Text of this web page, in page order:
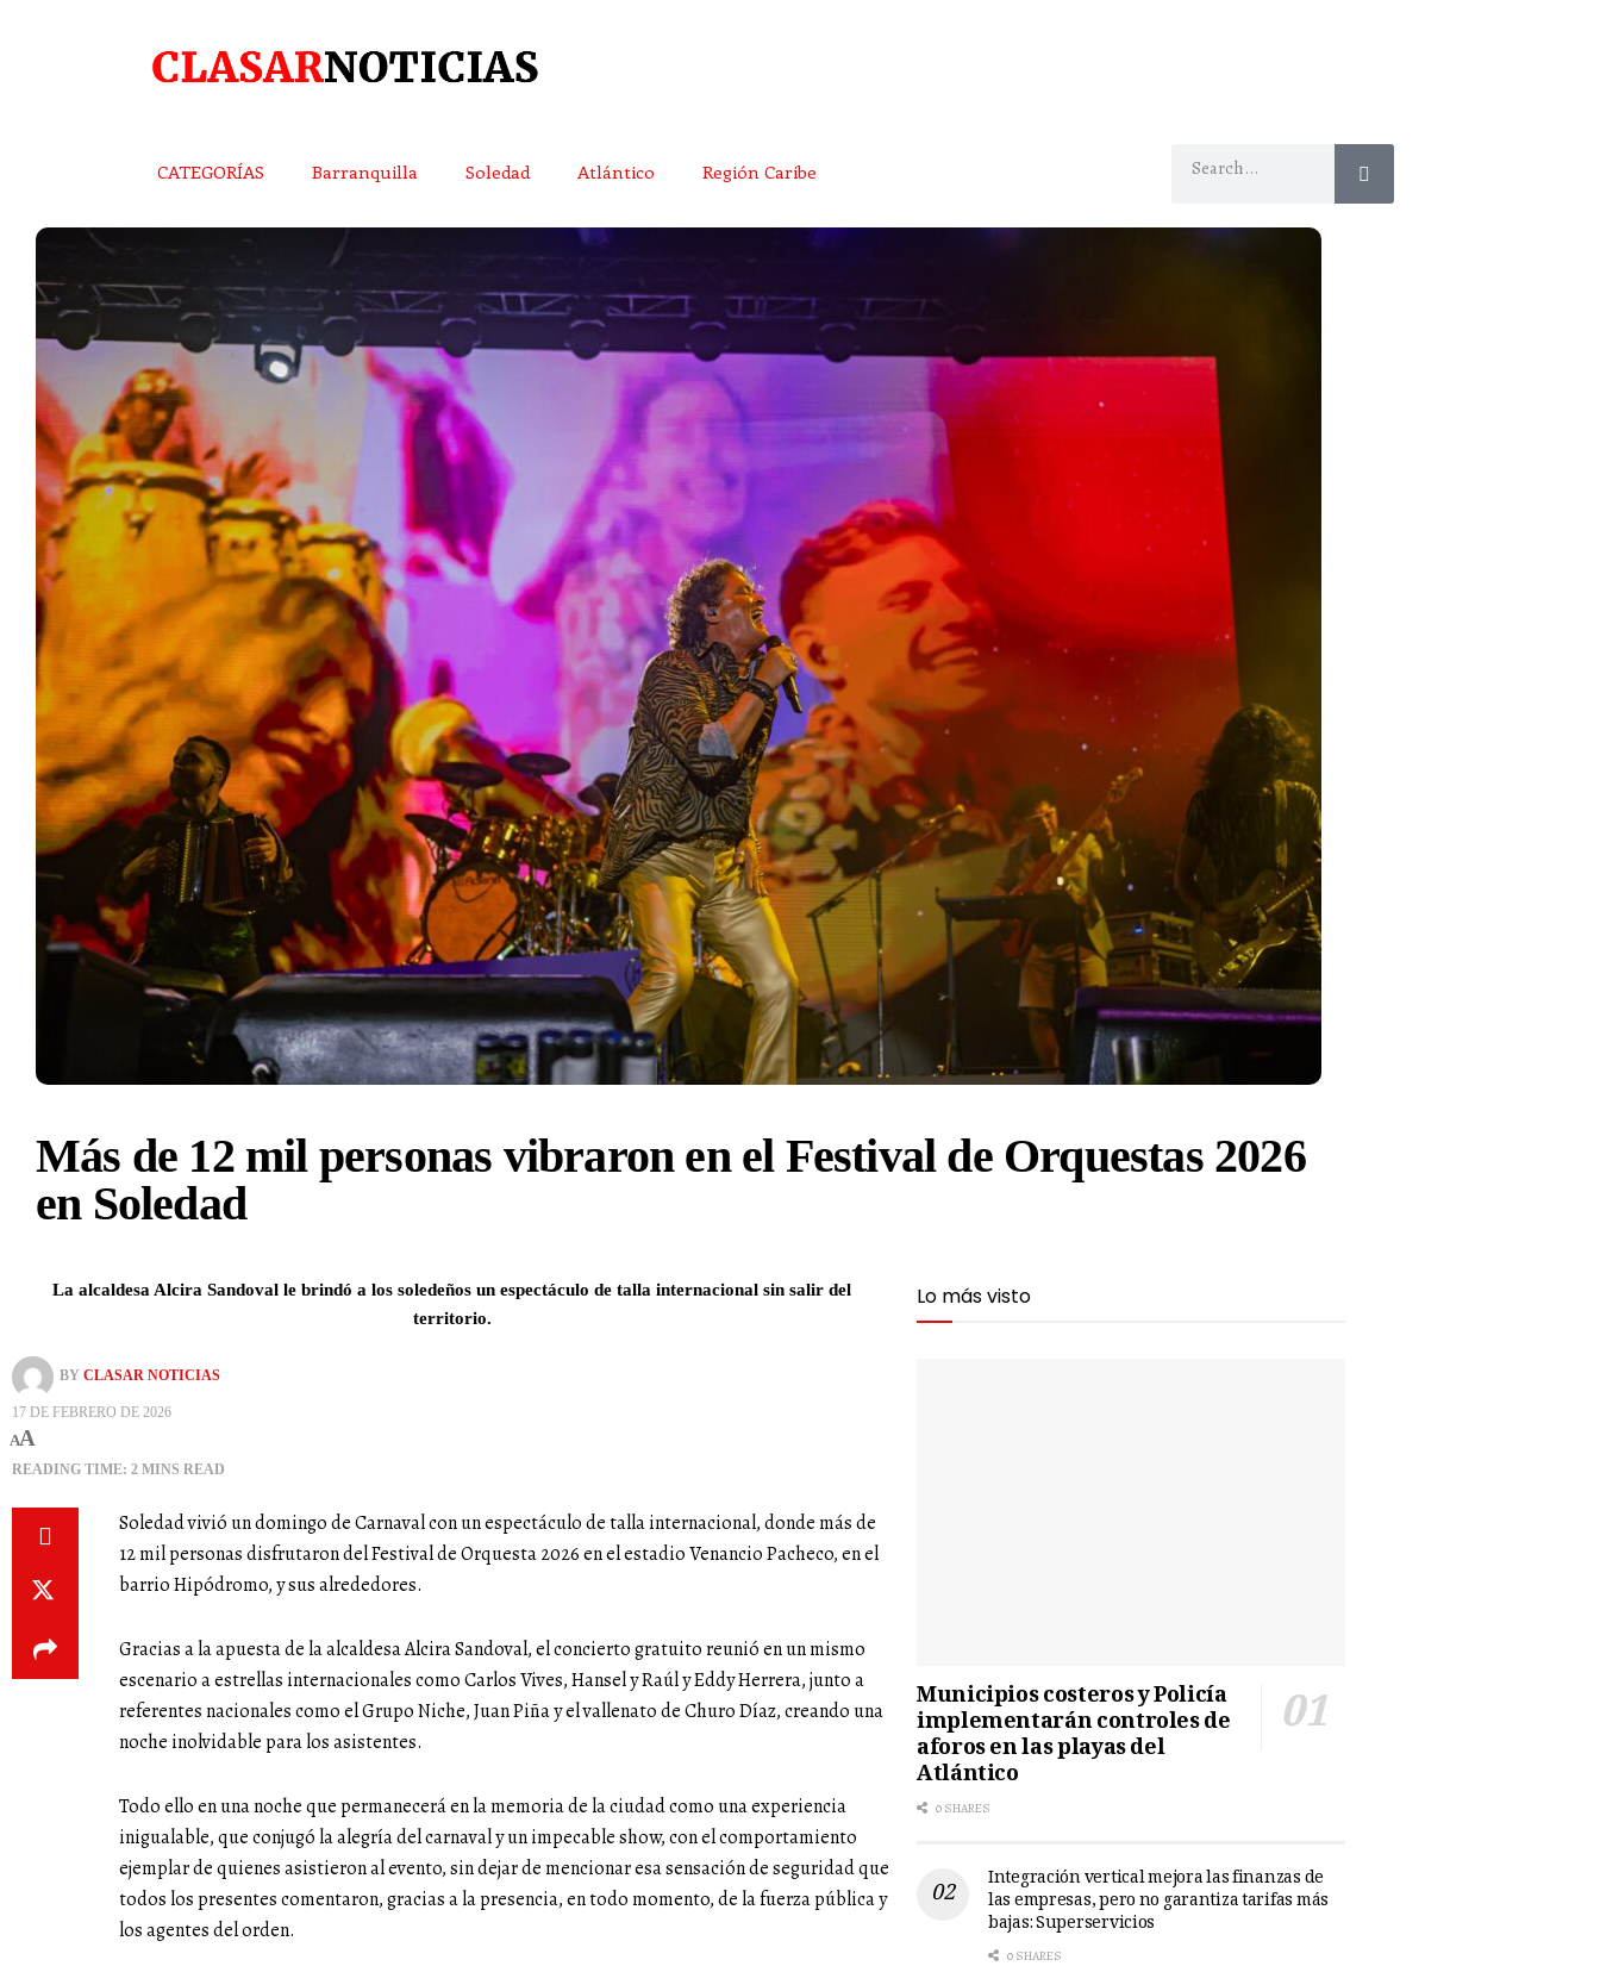
CATEGORÍAS Barranquilla Soledad Atlántico Región Caribe
Más de 12 mil personas vibraron en el Festival de Orquestas 2026
en Soledad
La alcaldesa Alcira Sandoval le brindó a los soledeños un espectáculo de talla internacional sin salir del
territorio.
BY CLASAR NOTICIAS
17 DE FEBRERO DE 2026
AA
READING TIME: 2 MINS READ
Soledad vivió un domingo de Carnaval con un espectáculo de talla internacional, donde más de
12 mil personas disfrutaron del Festival de Orquesta 2026 en el estadio Venancio Pacheco, en el
barrio Hipódromo, y sus alrededores.
Gracias a la apuesta de la alcaldesa Alcira Sandoval, el concierto gratuito reunió en un mismo
escenario a estrellas internacionales como Carlos Vives, Hansel y Raúl y Eddy Herrera, junto a
referentes nacionales como el Grupo Niche, Juan Piña y el vallenato de Churo Díaz, creando una
noche inolvidable para los asistentes.
Todo ello en una noche que permanecerá en la memoria de la ciudad como una experiencia
inigualable, que conjugó la alegría del carnaval y un impecable show, con el comportamiento
ejemplar de quienes asistieron al evento, sin dejar de mencionar esa sensación de seguridad que
todos los presentes comentaron, gracias a la presencia, en todo momento, de la fuerza pública y
los agentes del orden.
Lo más visto
Municipios costeros y Policía
implementarán controles de
aforos en las playas del
Atlántico
0 SHARES
Integración vertical mejora las finanzas de
las empresas, pero no garantiza tarifas más
bajas: Superservicios
0 SHARES